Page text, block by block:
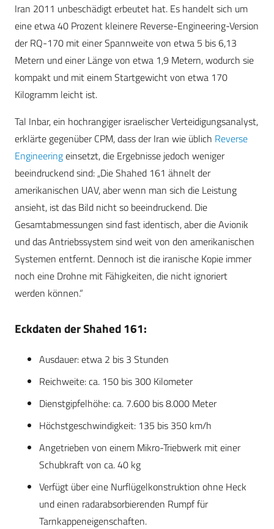
Iran 2011 unbeschädigt erbeutet hat. Es handelt sich um
eine etwa 40 Prozent kleinere Reverse-Engineering-Version
der RQ-170 mit einer Spannweite von etwa 5 bis 6,13
Metern und einer Länge von etwa 1,9 Metern, wodurch sie
kompakt und mit einem Startgewicht von etwa 170
Kilogramm leicht ist.
Tal Inbar, ein hochrangiger israelischer Verteidigungsanalyst,
erklärte gegenüber CPM, dass der Iran wie üblich Reverse
Engineeringeinsetzt, die Ergebnisse jedoch weniger
beeindruckend sind: „Die Shahed 161 ähnelt der
amerikanischen UAV, aber wenn man sich die Leistung
ansieht, ist das Bild nicht so beeindruckend. Die
Gesamtabmessungen sind fast identisch, aber die Avionik
und das Antriebssystem sind weit von den amerikanischen
Systemen entfernt. Dennoch ist die iranische Kopie immer
noch eine Drohne mit Fähigkeiten, die nicht ignoriert
werden können.“
Eckdaten der Shahed 161:
Ausdauer: etwa 2 bis 3 Stunden
Reichweite: ca. 150 bis 300 Kilometer
Dienstgipfelhöhe: ca. 7.600 bis 8.000 Meter
Höchstgeschwindigkeit: 135 bis 350 km/h
Angetrieben von einem Mikro-Triebwerk mit einer
Schubkraft von ca. 40 kg
Verfügt über eine Nurflügelkonstruktion ohne Heck
und einen radarabsorbierenden Rumpf für
Tarnkappeneigenschaften.